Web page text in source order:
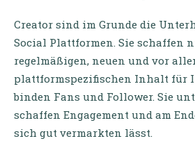
Creator sind im Grunde die
Social Plattformen. Sie schaffen
regelmäßigen, neuen und vor
plattformspezifischen Inhalt für
binden Fans und Follower. Sie
schaffen Engagement und am
sich gut vermarkten lässt.